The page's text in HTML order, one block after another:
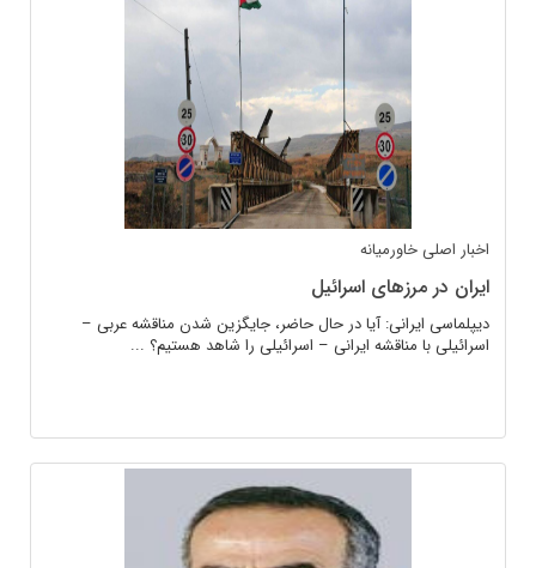
اخبار اصلی خاورمیانه
ایران در مرزهای اسرائیل
دیپلماسی ایرانی: آیا در حال حاضر، جایگزین شدن مناقشه عربی –
اسرائیلی با مناقشه ایرانی – اسرائیلی را شاهد هستیم؟ ...